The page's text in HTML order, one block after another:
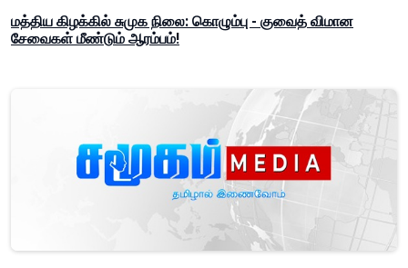
மத்திய கிழக்கில் சுமுக நிலை: கொழும்பு - குவைத் விமான
சேவைகள் மீண்டும் ஆரம்பம்!